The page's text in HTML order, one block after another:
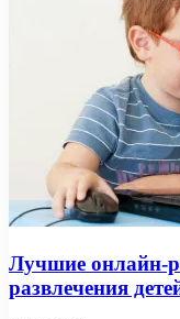
Лучшие онлайн-
развлечения